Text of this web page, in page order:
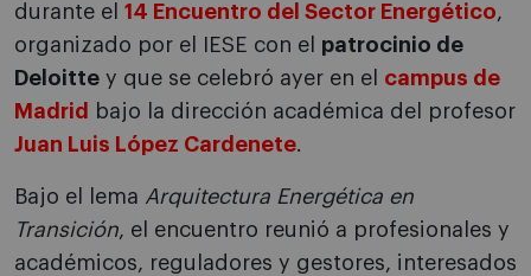
durante el 14 Encuentro del Sector Energético,
organizado por el IESE con el patrocinio de
Deloitte y que se celebró ayer en el campus de
Madrid
bajo la dirección académica del profesor
Juan Luis López Cardenete.
Bajo el lema Arquitectura Energética en
Transición, el encuentro reunió a profesionales y
académicos, reguladores y gestores, interesados